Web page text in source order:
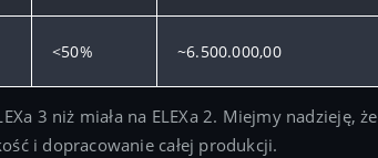
<50% ~6.500.000,00
3 niż miała na ELEXa 2. Miejmy nadzieję, że
i dopracowanie całej produkcji.